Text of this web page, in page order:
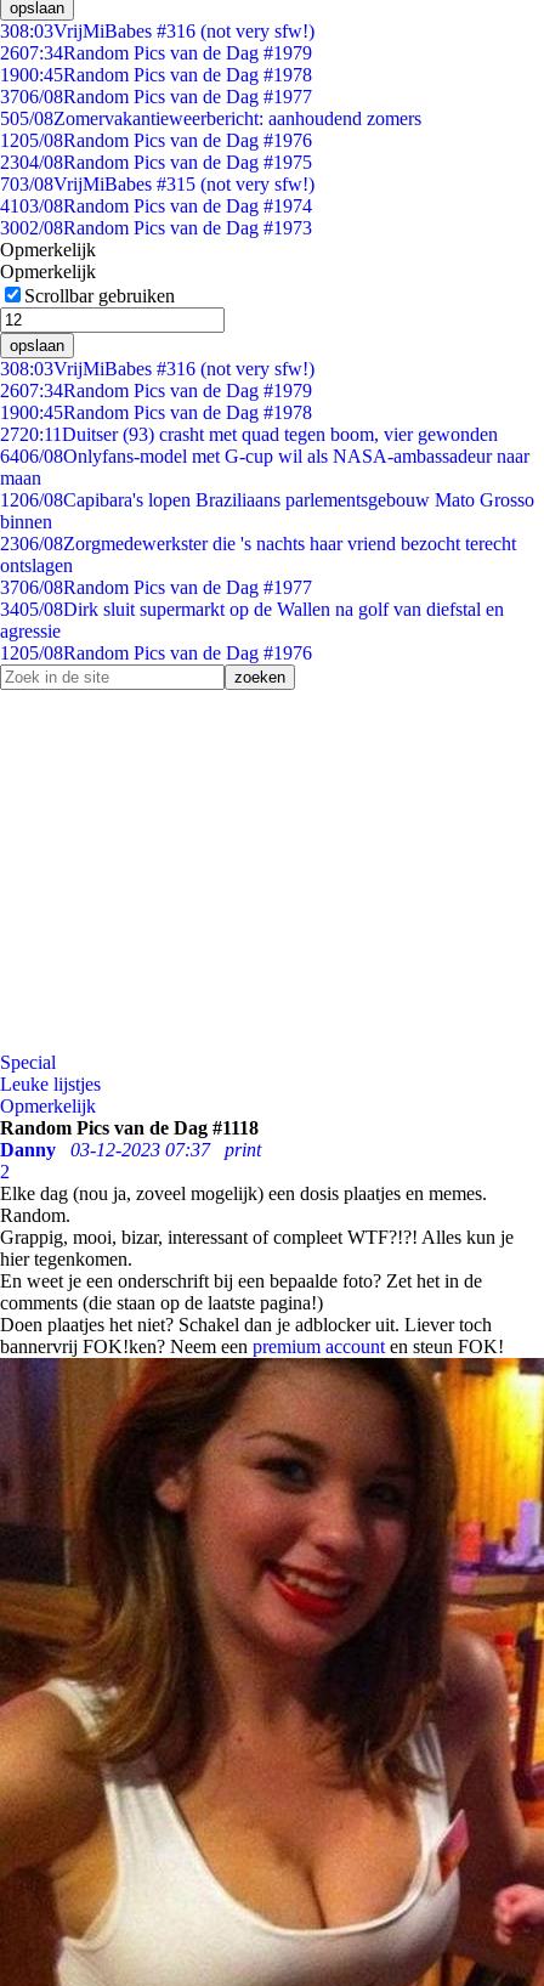
opslaan
308:03VrijMiBabes #316 (not very sfw!)
2607:34Random Pics van de Dag #1979
1900:45Random Pics van de Dag #1978
3706/08Random Pics van de Dag #1977
505/08Zomervakantieweerbericht: aanhoudend zomers
1205/08Random Pics van de Dag #1976
2304/08Random Pics van de Dag #1975
703/08VrijMiBabes #315 (not very sfw!)
4103/08Random Pics van de Dag #1974
3002/08Random Pics van de Dag #1973
Opmerkelijk
Opmerkelijk
Scrollbar gebruiken
opslaan
308:03VrijMiBabes #316 (not very sfw!)
2607:34Random Pics van de Dag #1979
1900:45Random Pics van de Dag #1978
2720:11Duitser (93) crasht met quad tegen boom, vier gewonden
6406/08Onlyfans-model met G-cup wil als NASA-ambassadeur naar
maan
1206/08Capibara's lopen Braziliaans parlementsgebouw Mato Grosso
binnen
2306/08Zorgmedewerkster die 's nachts haar vriend bezocht terecht
ontslagen
3706/08Random Pics van de Dag #1977
3405/08Dirk sluit supermarkt op de Wallen na golf van diefstal en
agressie
1205/08Random Pics van de Dag #1976
Special
Leuke lijstjes
Opmerkelijk
Random Pics van de Dag #1118
Danny
03-12-2023 07:37
print
2
Elke dag (nou ja, zoveel mogelijk) een dosis plaatjes en memes.
Random.
Grappig, mooi, bizar, interessant of compleet WTF?!?! Alles kun je
hier tegenkomen.
En weet je een onderschrift bij een bepaalde foto? Zet het in de
comments (die staan op de laatste pagina!)
Doen plaatjes het niet? Schakel dan je adblocker uit. Liever toch
bannervrij FOK!ken? Neem een premium account en steun FOK!